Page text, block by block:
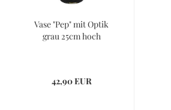
Vase "Pep" mit Optik
grau 25cm hoch
42,90 EUR